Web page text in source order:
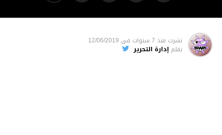
نشرت منذ 7 سنوات فى 12/06/2019
بقلم إدارة التحرير